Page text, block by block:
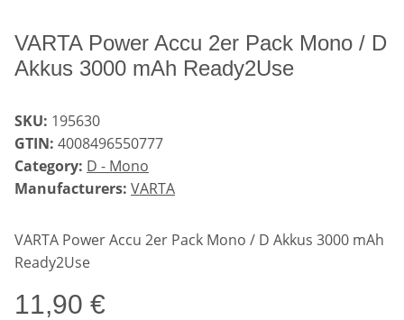
VARTA Power Accu 2er Pack Mono / D
Akkus 3000 mAh Ready2Use
SKU: 195630
GTIN: 4008496550777
Category: D - Mono
Manufacturers: VARTA
VARTA Power Accu 2er Pack Mono / D Akkus 3000 mAh
Ready2Use
11,90 €